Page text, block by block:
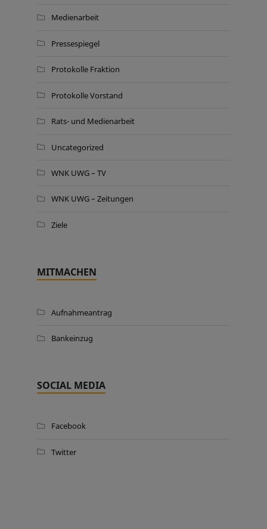
Medienarbeit
Pressespiegel
Protokolle Fraktion
Protokolle Vorstand
Rats- und Medienarbeit
Uncategorized
WNK UWG – TV
WNK UWG – Zeitungen
Ziele
MITMACHEN
Aufnahmeantrag
Bankeinzug
SOCIAL MEDIA
Facebook
Twitter